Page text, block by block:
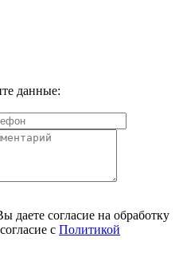
данные:
согласие на обработку
с Политикой